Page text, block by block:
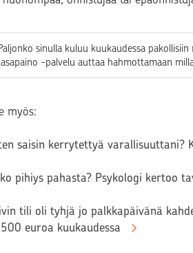
sinulla kuluu kuukaudessa
-palvelu auttaa hahmottamaan
myös:
saisin kerrytettyä varallisuuttani?
pihiys pahasta? Psykologi kertoo
tili oli tyhjä jo palkkapäivänä
euroa kuukaudessa